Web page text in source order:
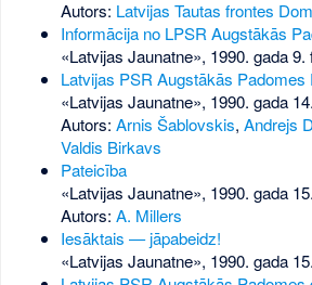
Autors: Latvijas Tautas frontes
Informācija no LPSR Augstākās
«Latvijas Jaunatne», 1990. gada 9.
Latvijas PSR Augstākās Padomes
«Latvijas Jaunatne», 1990. gada
Autors: Arnis Šablovskis, Andrejs
Valdis Birkavs
Pateicība
«Latvijas Jaunatne», 1990. gada
Autors: A. Millers
Iesāktais — jāpabeidz!
«Latvijas Jaunatne», 1990. gada